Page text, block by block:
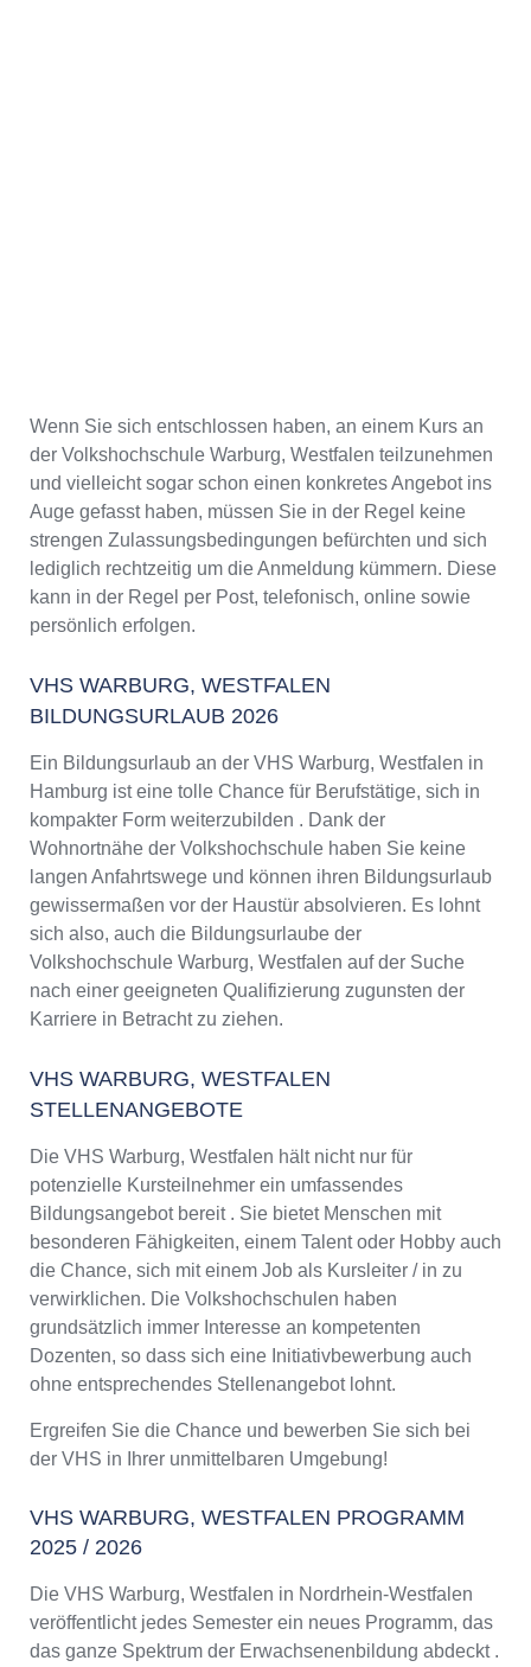
Wenn Sie sich entschlossen haben, an einem Kurs an
der Volkshochschule Warburg, Westfalen teilzunehmen
und vielleicht sogar schon einen konkretes Angebot ins
Auge gefasst haben, müssen Sie in der Regel keine
strengen Zulassungsbedingungen befürchten und sich
lediglich rechtzeitig um die Anmeldung kümmern. Diese
kann in der Regel per Post, telefonisch, online sowie
persönlich erfolgen.
VHS WARBURG, WESTFALEN
BILDUNGSURLAUB 2026
Ein Bildungsurlaub an der VHS Warburg, Westfalen in
Hamburg ist eine tolle Chance für Berufstätige, sich in
kompakter Form weiterzubilden . Dank der
Wohnortnähe der Volkshochschule haben Sie keine
langen Anfahrtswege und können ihren Bildungsurlaub
gewissermaßen vor der Haustür absolvieren. Es lohnt
sich also, auch die Bildungsurlaube der
Volkshochschule Warburg, Westfalen auf der Suche
nach einer geeigneten Qualifizierung zugunsten der
Karriere in Betracht zu ziehen.
VHS WARBURG, WESTFALEN
STELLENANGEBOTE
Die VHS Warburg, Westfalen hält nicht nur für
potenzielle Kursteilnehmer ein umfassendes
Bildungsangebot bereit . Sie bietet Menschen mit
besonderen Fähigkeiten, einem Talent oder Hobby auch
die Chance, sich mit einem Job als Kursleiter / in zu
verwirklichen. Die Volkshochschulen haben
grundsätzlich immer Interesse an kompetenten
Dozenten, so dass sich eine Initiativbewerbung auch
ohne entsprechendes Stellenangebot lohnt.
Ergreifen Sie die Chance und bewerben Sie sich bei
der VHS in Ihrer unmittelbaren Umgebung!
VHS WARBURG, WESTFALEN PROGRAMM
2025 / 2026
Die VHS Warburg, Westfalen in Nordrhein-Westfalen
veröffentlicht jedes Semester ein neues Programm, das
das ganze Spektrum der Erwachsenenbildung abdeckt .